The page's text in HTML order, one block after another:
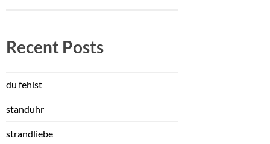
Recent Posts
du fehlst
standuhr
strandliebe